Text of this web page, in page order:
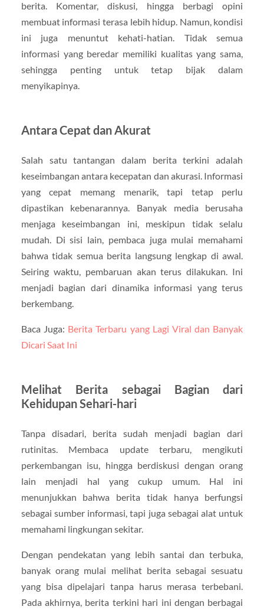
berita. Komentar, diskusi, hingga berbagi opini
membuat informasi terasa lebih hidup. Namun, kondisi
ini juga menuntut kehati-hatian. Tidak semua
informasi yang beredar memiliki kualitas yang sama,
sehingga penting untuk tetap bijak dalam
menyikapinya.
Antara Cepat dan Akurat
Salah satu tantangan dalam berita terkini adalah
keseimbangan antara kecepatan dan akurasi. Informasi
yang cepat memang menarik, tapi tetap perlu
dipastikan kebenarannya. Banyak media berusaha
menjaga keseimbangan ini, meskipun tidak selalu
mudah. Di sisi lain, pembaca juga mulai memahami
bahwa tidak semua berita langsung lengkap di awal.
Seiring waktu, pembaruan akan terus dilakukan. Ini
menjadi bagian dari dinamika informasi yang terus
berkembang.
Baca Juga: Berita Terbaru yang Lagi Viral dan Banyak
Dicari Saat Ini
Melihat Berita sebagai Bagian dari
Kehidupan Sehari-hari
Tanpa disadari, berita sudah menjadi bagian dari
rutinitas. Membaca update terbaru, mengikuti
perkembangan isu, hingga berdiskusi dengan orang
lain menjadi hal yang cukup umum. Hal ini
menunjukkan bahwa berita tidak hanya berfungsi
sebagai sumber informasi, tapi juga sebagai alat untuk
memahami lingkungan sekitar.
Dengan pendekatan yang lebih santai dan terbuka,
banyak orang mulai melihat berita sebagai sesuatu
yang bisa dipelajari tanpa harus merasa terbebani.
Pada akhirnya, berita terkini hari ini dengan berbagai